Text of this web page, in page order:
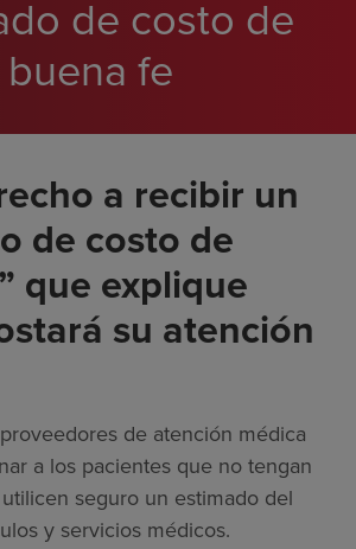
de costo de
buena fe
a recibir un
de costo de
que explique
su atención
de atención médica
a los pacientes que no tengan
seguro un estimado del
y servicios médicos.